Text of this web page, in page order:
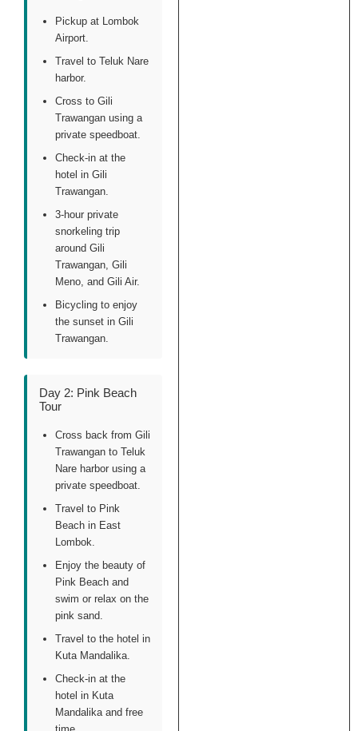
Pickup at Lombok
Airport.
Travel to Teluk Nare
harbor.
Cross to Gili
Trawangan using a
private speedboat.
Check-in at the
hotel in Gili
Trawangan.
3-hour private
snorkeling trip
around Gili
Trawangan, Gili
Meno, and Gili Air.
Bicycling to enjoy
the sunset in Gili
Trawangan.
Day 2: Pink Beach
Tour
Cross back from Gili
Trawangan to Teluk
Nare harbor using a
private speedboat.
Travel to Pink
Beach in East
Lombok.
Enjoy the beauty of
Pink Beach and
swim or relax on the
pink sand.
Travel to the hotel in
Kuta Mandalika.
Check-in at the
hotel in Kuta
Mandalika and free